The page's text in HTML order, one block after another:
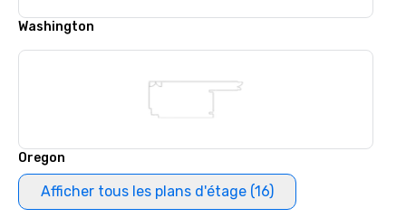
Washington
Oregon
Afficher tous les plans d'étage (16)